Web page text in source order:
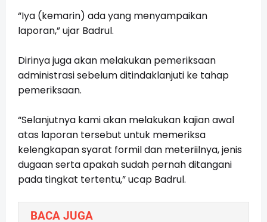
“Iya (kemarin) ada yang menyampaikan
laporan,” ujar Badrul.
Dirinya juga akan melakukan pemeriksaan
administrasi sebelum ditindaklanjuti ke tahap
pemeriksaan.
“Selanjutnya kami akan melakukan kajian awal
atas laporan tersebut untuk memeriksa
kelengkapan syarat formil dan meteriilnya, jenis
dugaan serta apakah sudah pernah ditangani
pada tingkat tertentu,” ucap Badrul.
BACA JUGA